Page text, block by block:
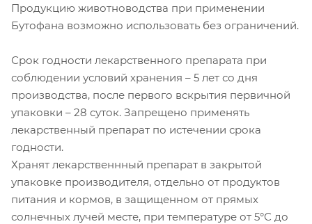
Продукцию животноводства при применении
Бутофана возможно использовать без ограничений.
Срок годности лекарственного препарата при
соблюдении условий хранения – 5 лет со дня
производства, после первого вскрытия первичной
упаковки – 28 суток. Запрещено применять
лекарственный препарат по истечении срока
годности.
Хранят лекарственнный препарат в закрытой
упаковке производителя, отдельно от продуктов
питания и кормов, в защищенном от прямых
солнечных лучей месте, при температуре от 5°С до